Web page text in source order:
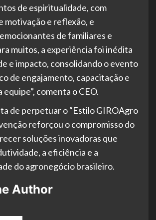
de espiritualidade, com
motivação e reflexão, e
de familiares e
muitos, a experiência foi inédita
e impacto, consolidando o evento
de engajamento, capacitação e
equipe”, comenta o CEO.
de perpetuar o “Estilo GIROAgro
reforçou o compromisso do
soluções inovadoras que
a eficiência e a
do agronegócio brasileiro.
Author